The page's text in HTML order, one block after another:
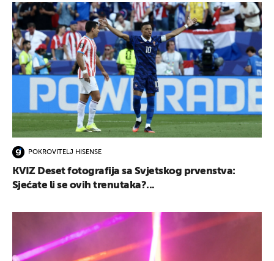
POKROVITELJ HISENSE
KVIZ Deset fotografija sa Svjetskog prvenstva:
Sjećate li se ovih trenutaka?...